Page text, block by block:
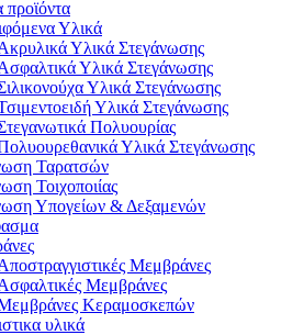
Υλικά
Υλικά Στεγάνωσης
Υλικά Στεγάνωσης
Υλικά Στεγάνωσης
Υλικά Στεγάνωσης
Πολυουρίας
Υλικά Στεγάνωσης
Ταρατσών
Τοιχοποιίας
Υπογείων & Δεξαμενών
Μεμβράνες
Μεμβράνες
Κεραμοσκεπών
υλικά